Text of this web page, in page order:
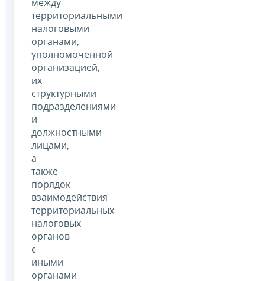
территориальными
налоговыми
органами,
уполномоченной
организацией,
их
структурными
подразделениями
и
должностными
лицами,
а
также
порядок
взаимодействия
территориальных
налоговых
органов
с
иными
органами